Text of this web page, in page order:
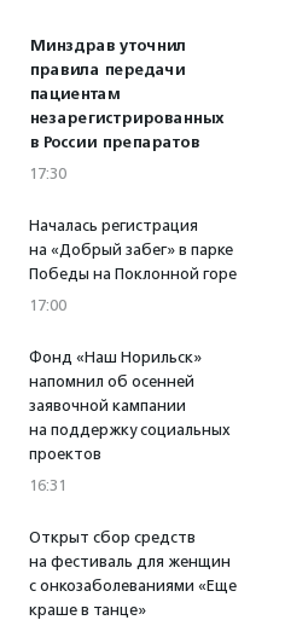
Минздрав уточнил
правила передачи
пациентам
незарегистрированных
в России препаратов
17:30
Началась регистрация
на «Добрый забег» в парке
Победы на Поклонной горе
17:00
Фонд «Наш Норильск»
напомнил об осенней
заявочной кампании
на поддержку социальных
проектов
16:31
Открыт сбор средств
на фестиваль для женщин
с онкозаболеваниями «Еще
краше в танце»